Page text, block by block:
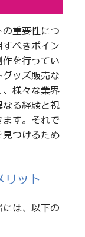
重要性につ
すべきポイン
作を行ってい
ッズ販売な
、様々な業界
なる経験と視
ます。それで
見つけるため
リット
は、以下の